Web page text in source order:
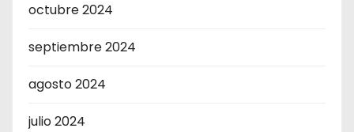
octubre 2024
septiembre 2024
agosto 2024
julio 2024